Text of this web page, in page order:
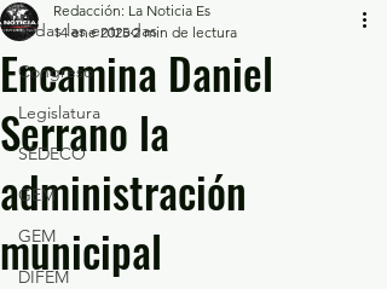
Todas las entradas
Congreso
Legislatura
SEDECO
GEM
GEM
DIFEM
Encamina Daniel
Serrano la
administración
municipal
Redacción: La Noticia Es
14 ene 2025 2 min de lectura